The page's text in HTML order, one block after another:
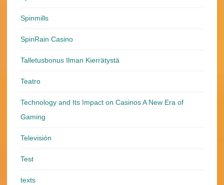
Spinmills
SpinRain Casino
Talletusbonus Ilman Kierrätystä
Teatro
Technology and Its Impact on Casinos A New Era of
Gaming
Televisión
Test
texts